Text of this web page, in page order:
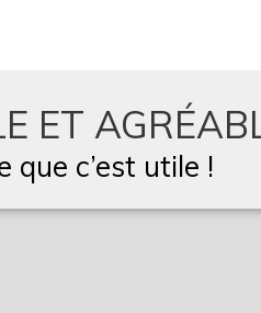
ET
que c’est utile !